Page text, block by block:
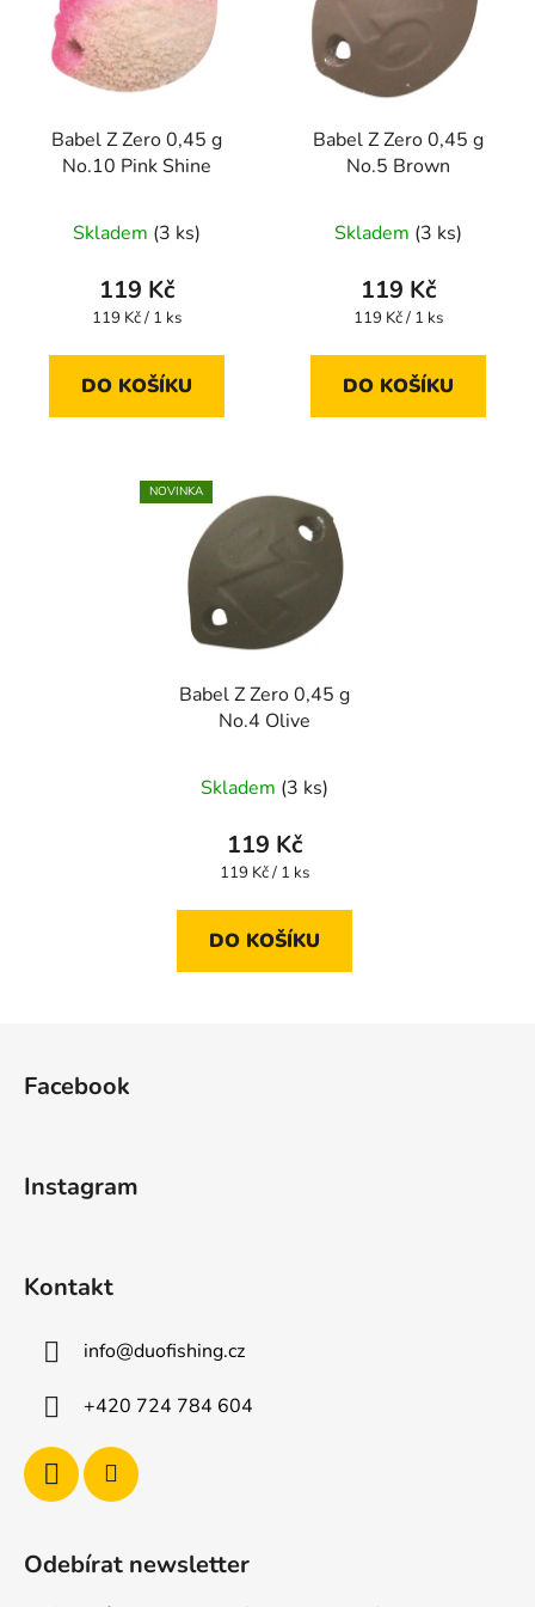
Babel Z Zero 0,45 g
No.10 Pink Shine
Skladem (3 ks)
119 Kč
Měrná
119 Kč / 1 ks
DO KOŠÍKU
Babel Z Zero 0,45 g
No.5 Brown
Skladem (3 ks)
119 Kč
Měrná
119 Kč / 1 ks
DO KOŠÍKU
NOVINKA
Babel Z Zero 0,45 g
No.4 Olive
Skladem (3 ks)
119 Kč
Měrná
119 Kč / 1 ks
DO KOŠÍKU
Facebook
Instagram
Kontakt
info@duofishing.cz
+420 724 784 604
Odebírat newsletter